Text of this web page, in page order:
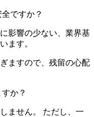
ですか？
影響の少ない、業界基
ます。
ますので、残留の心配
か？
ません。 ただし、一